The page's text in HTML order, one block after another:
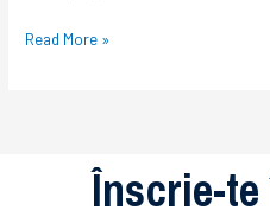
Read More »
Înscrie-